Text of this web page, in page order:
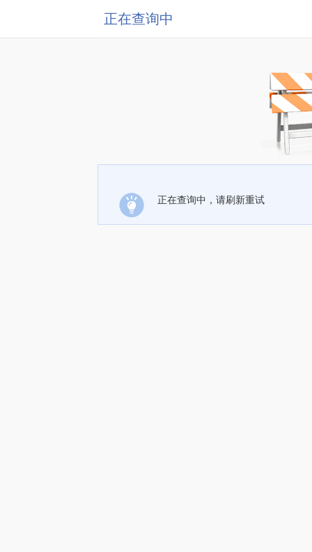
正在查询中
正在查询中，请刷新重试